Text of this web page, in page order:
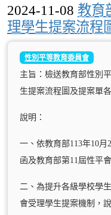
2024-11-08 教育
理學生提案流程
性別平等教育委員會
主旨：檢送教育部性別
生提案流程圖及提案單
說明：
一、依教育部113年10月
函及教育部第11屆性平
二、為提升各級學校學
會受理學生提案機制，